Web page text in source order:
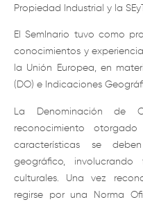
Propiedad Industrial y la
El SemInario tuvo como
conocimientos y
la Unión Europea, en
(DO) e Indicaciones
La Denominación de
reconocimiento
características se
geográfico,
culturales. Una vez
regirse por una Norma